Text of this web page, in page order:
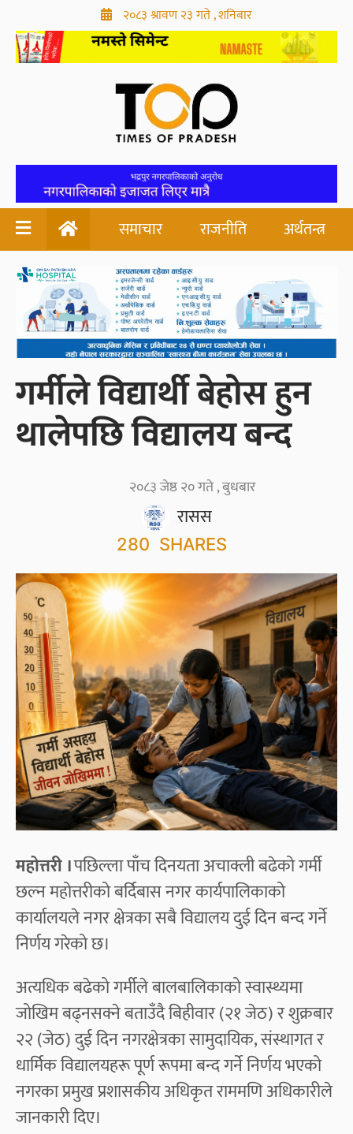
२०८३ श्रावण २३ गते , शनिबार
समाचार राजनीति अर्थतन्त्र
गर्मीले विद्यार्थी बेहोस हुन
थालेपछि विद्यालय बन्द
रासस
२०८३ जेष्ठ २० गते , बुधबार
280 SHARES
महोत्तरी ।पछिल्ला पाँच दिनयता अचाक्ली बढेको गर्मी
छल्न महोत्तरीको बर्दिबास नगर कार्यपालिकाको
कार्यालयले नगर क्षेत्रका सबै विद्यालय दुई दिन बन्द गर्ने
निर्णय गरेको छ।
अत्यधिक बढेको गर्मीले बालबालिकाको स्वास्थ्यमा
जोखिम बढ्नसक्ने बताउँदै बिहीवार (२१ जेठ) र शुक्रबार
२२ (जेठ) दुई दिन नगरक्षेत्रका सामुदायिक, संस्थागत र
धार्मिक विद्यालयहरू पूर्ण रूपमा बन्द गर्ने निर्णय भएको
नगरका प्रमुख प्रशासकीय अधिकृत राममणि अधिकारीले
जानकारी दिए।